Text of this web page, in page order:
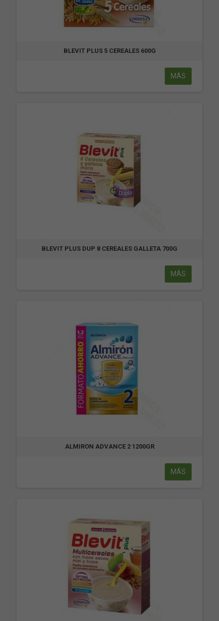
BLEVIT PLUS 5 CEREALES 600G
MÁS
BLEVIT PLUS DUP 8 CEREALES GALLETA 700G
MÁS
ALMIRON ADVANCE 2 1200GR
MÁS